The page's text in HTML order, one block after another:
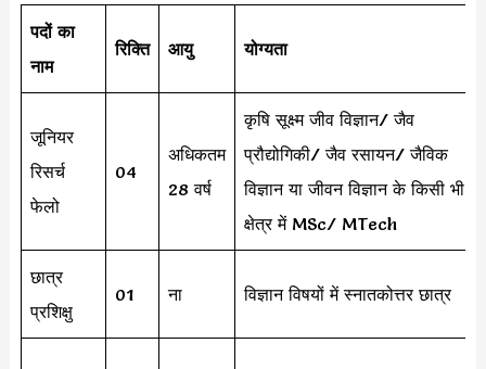
पदों का
नाम
रिक्ति आयु योग्यता
जूनियर
रिसर्च
फेलो
04
अधिकतम
28 वर्ष
कृषि सूक्ष्म जीव विज्ञान/ जैव
प्रौद्योगिकी/ जैव रसायन/ जैविक
विज्ञान या जीवन विज्ञान के किसी भी
क्षेत्र में MSc/ MTech
छात्र
प्रशिक्षु
01 ना विज्ञान विषयों में स्नातकोत्तर छात्र